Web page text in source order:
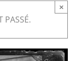
PASSÉ.
×